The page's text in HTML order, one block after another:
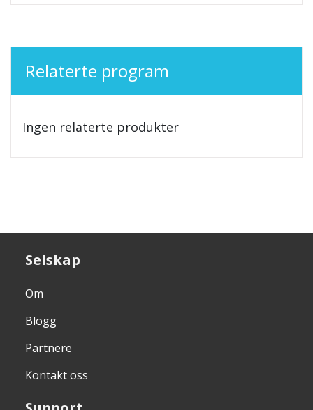
Relaterte program
Ingen relaterte produkter
Selskap
Om
Blogg
Partnere
Kontakt oss